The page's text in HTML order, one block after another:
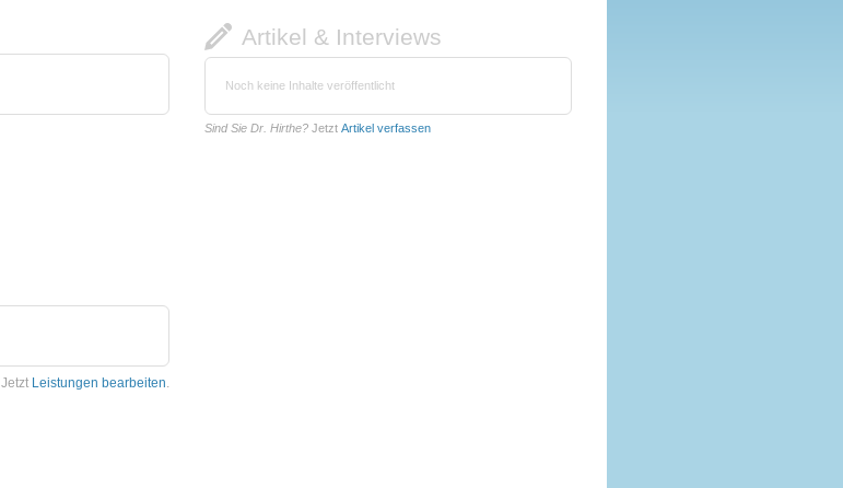
Jetzt Leistungen bearbeiten.
Artikel & Interviews
Noch keine Inhalte veröffentlicht
Sind Sie Dr. Hirthe? Jetzt Artikel verfassen